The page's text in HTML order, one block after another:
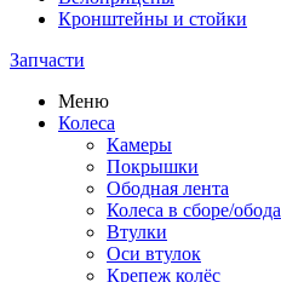
Кронштейны и стойки
Запчасти
Меню
Колеса
Камеры
Покрышки
Ободная лента
Колеса в сборе/обода
Втулки
Оси втулок
Крепеж колёс